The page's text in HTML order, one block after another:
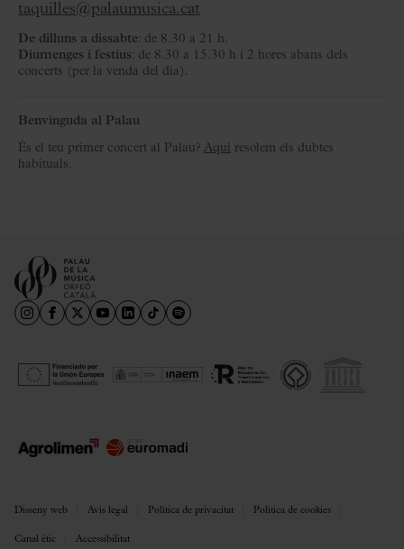
taquilles@palaumusica.cat
De dilluns a dissabte: de 8.30 a 21 h.
Diumenges i festius: de 8.30 a 15.30 h i 2 hores abans dels
concerts (per la venda del dia).
Benvinguda al Palau
És el teu primer concert al Palau? Aquí resolem els dubtes
habituals.
Disseny web Avís legal Política de privacitat Política de cookies
Canal ètic Accessibilitat